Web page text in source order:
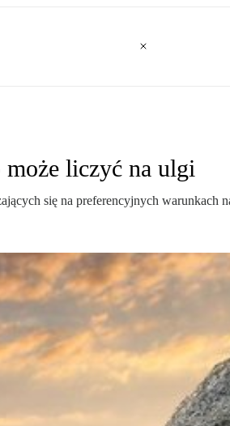
liczyć na ulgi
się na preferencyjnych warunkach